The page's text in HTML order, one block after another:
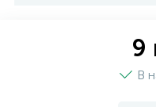
9
В